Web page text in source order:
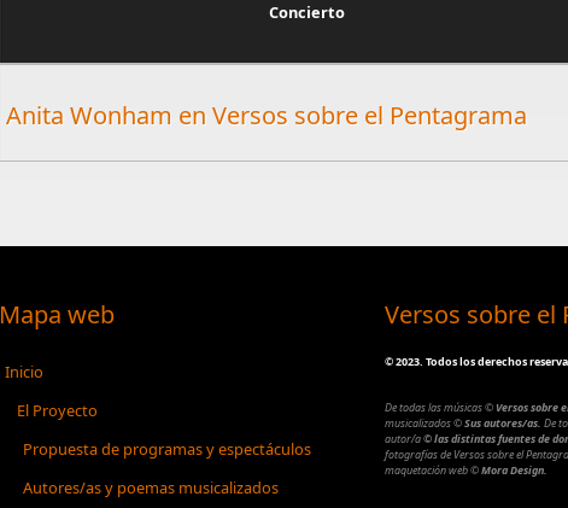
Concierto
Anita Wonham en Versos sobre el Pentagrama
Mapa web
Inicio
El Proyecto
Propuesta de programas y espectáculos
Autores/as y poemas musicalizados
Versos sobre el
©2023. Todos los derechos
De todas las músicas© Versos sobre
musicalizados©Sus autores/as. De
autor/a© las distintas fuentes de
fotografías de Versos sobre el
maquetación web©Mora Design.